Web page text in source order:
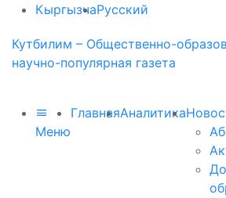
КыргызчаРусский
Кутбилим – Общественно-
научно-популярная газета
Меню
ГлавнаяАналитика